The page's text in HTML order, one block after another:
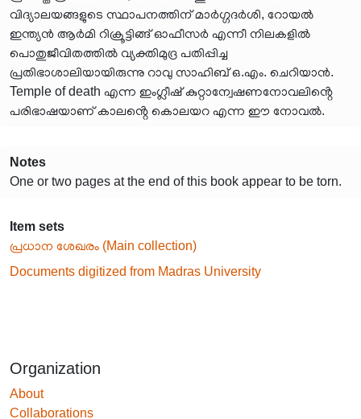
വിദ്യാലയങ്ങളുടെ സ്ഥാപനത്തിന് മാർഗ്ഗദർശി, റോയൽ
ഇന്ത്യൻ ആർമി റിക്രൂട്ടിങ്ങ് ഓഫീസർ എന്നീ നിലകളിൽ
പൊതുജീവിതത്തിൽ വ്യക്തിമുദ്ര പതിപ്പിച്ച
പ്രതിഭാശാലിയായിരുന്നു റാവു സാഹിബ് ഒ.എം. ചെറിയാൻ.
Temple of death എന്ന ഇംഗ്ലീഷ് കുറ്റാന്വേഷണനോവലിൻ്റെ
പരിഭാഷയാണ് കാലൻ്റെ കൊലയറ എന്ന ഈ നോവൽ.
Notes
One or two pages at the end of this book appear to be torn.
Item sets
പ്രധാന ശേഖരം (Main collection)
Documents digitized from Madras University
Organization
About
Collaborations